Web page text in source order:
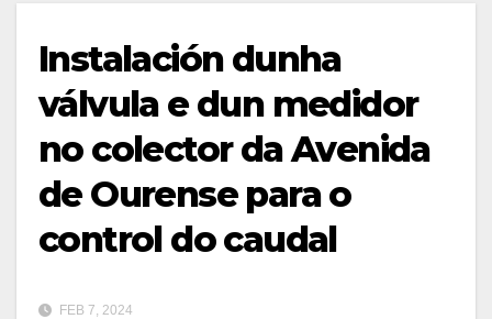
Instalación dunha
válvula e dun medidor
no colector da Avenida
de Ourense para o
control do caudal
FEB 7, 2024